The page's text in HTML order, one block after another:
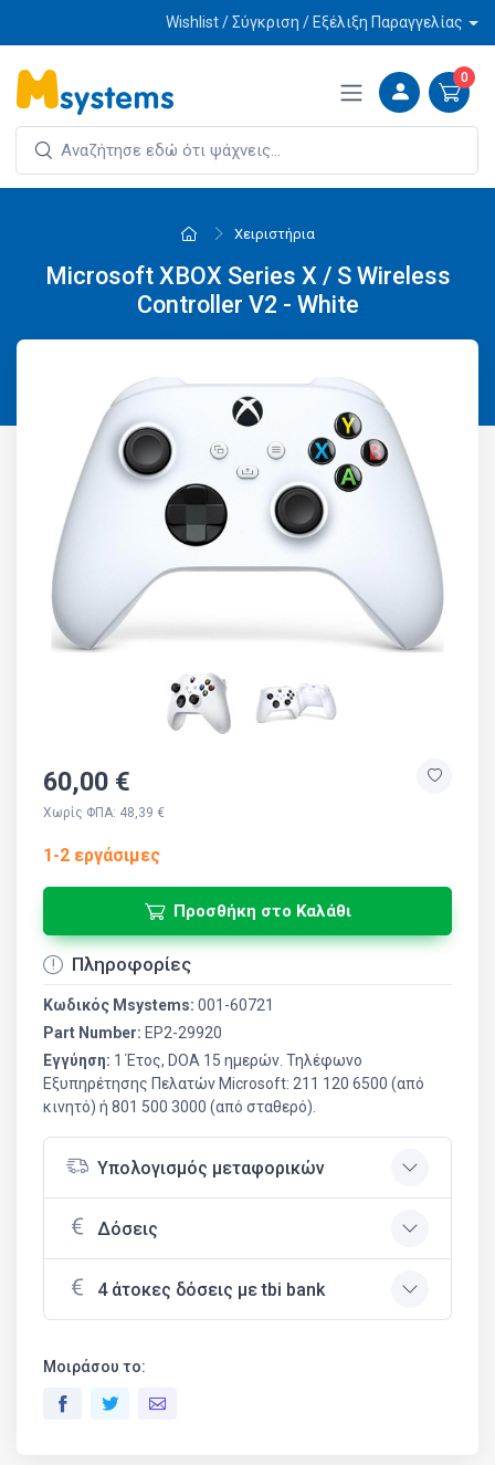
Wishlist / Σύγκριση / Εξέλιξη Παραγγελίας
0
Χειριστήρια
Microsoft XBOX Series X / S Wireless
Controller V2 - White
60,00 €
Χωρίς ΦΠΑ: 48,39 €
1-2 εργάσιμες
Προσθήκη στο Καλάθι
Πληροφορίες
Κωδικός Msystems: 001-60721
Part Number: EP2-29920
Εγγύηση: 1 Έτος, DOA 15 ημερών. Τηλέφωνο
Εξυπηρέτησης Πελατών Microsoft: 211 120 6500 (από
κινητό) ή 801 500 3000 (από σταθερό).
Υπολογισμός μεταφορικών
Δόσεις
4 άτοκες δόσεις με tbi bank
Μοιράσου το: